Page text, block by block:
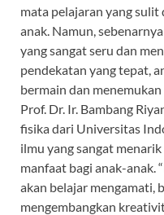
mata pelajaran yang sulit
anak. Namun,
yang sangat seru dan
pendekatan yang tepat,
bermain dan
Prof. Dr. Ir. Bambang
fisika dari Universitas
ilmu yang sangat
manfaat bagi anak-anak.
akan belajar mengamati,
mengembangkan